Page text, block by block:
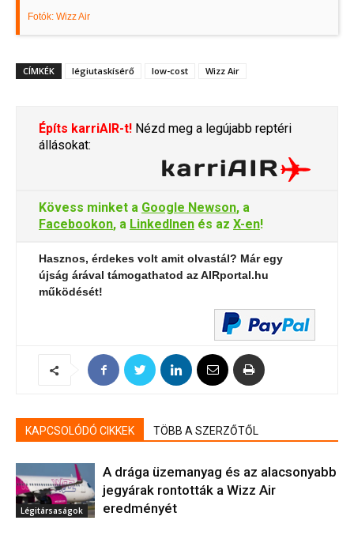
Fotók: Wizz Air
CÍMKÉK légiutaskísérő low-cost Wizz Air
Építs karriAIR-t! Nézd meg a legújabb reptéri
állásokat:
Kövess minket a Google Newson, a
Facebookon, a LinkedInen és az X-en!
Hasznos, érdekes volt amit olvastál? Már egy
újság árával támogathatod az AIRportal.hu
működését!
KAPCSOLÓDÓ CIKKEK TÖBB A SZERZŐTŐL
Légitársaságok
A drága üzemanyag és az alacsonyabb
jegyárak rontották a Wizz Air
eredményét